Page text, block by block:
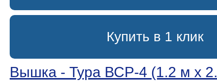
Купить в 1 клик
Вышка - Тура ВСР-4 (1.2 м х